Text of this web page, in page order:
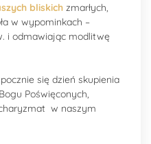
bliskich zmarłych,
w wypominkach –
i odmawiając modlitwę
się dzień skupienia
Poświęconych,
w naszym